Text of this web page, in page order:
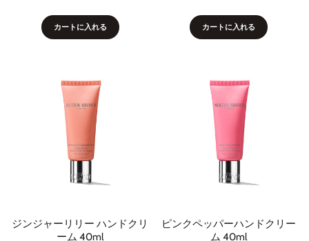
カートに入れる カートに入れる
ジンジャーリリー ハンドクリ
ーム 40ml
ピンクペッパーハンドクリー
ム 40ml